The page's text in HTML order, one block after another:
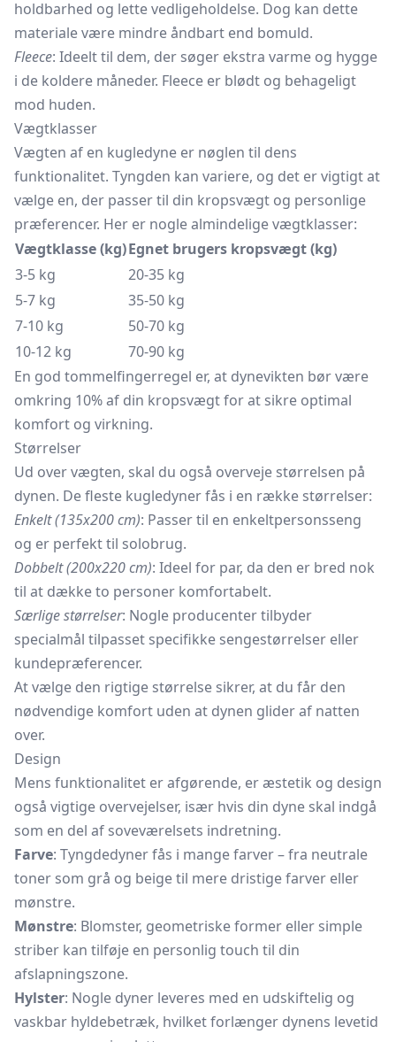
holdbarhed og lette vedligeholdelse. Dog kan dette
materiale være mindre åndbart end bomuld.
Fleece: Ideelt til dem, der søger ekstra varme og hygge
i de koldere måneder. Fleece er blødt og behageligt
mod huden.
Vægtklasser
Vægten af en kugledyne er nøglen til dens
funktionalitet. Tyngden kan variere, og det er vigtigt at
vælge en, der passer til din kropsvægt og personlige
præferencer. Her er nogle almindelige vægtklasser:
Vægtklasse (kg)Egnet brugers kropsvægt (kg)
3-5 kg
20-35 kg
5-7 kg
35-50 kg
7-10 kg
50-70 kg
10-12 kg
70-90 kg
En god tommelfingerregel er, at dynevikten bør være
omkring 10% af din kropsvægt for at sikre optimal
komfort og virkning.
Størrelser
Ud over vægten, skal du også overveje størrelsen på
dynen. De fleste kugledyner fås i en række størrelser:
Enkelt (135x200 cm): Passer til en enkeltpersonsseng
og er perfekt til solobrug.
Dobbelt (200x220 cm): Ideel for par, da den er bred nok
til at dække to personer komfortabelt.
Særlige størrelser: Nogle producenter tilbyder
specialmål tilpasset specifikke sengestørrelser eller
kundepræferencer.
At vælge den rigtige størrelse sikrer, at du får den
nødvendige komfort uden at dynen glider af natten
over.
Design
Mens funktionalitet er afgørende, er æstetik og design
også vigtige overvejelser, især hvis din dyne skal indgå
som en del af soveværelsets indretning.
Farve: Tyngdedyner fås i mange farver – fra neutrale
toner som grå og beige til mere dristige farver eller
mønstre.
Mønstre: Blomster, geometriske former eller simple
striber kan tilføje en personlig touch til din
afslapningszone.
Hylster: Nogle dyner leveres med en udskiftelig og
vaskbar hyldebetræk, hvilket forlænger dynens levetid